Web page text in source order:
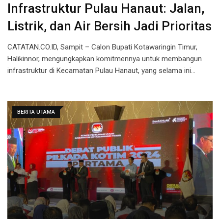
Infrastruktur Pulau Hanaut: Jalan,
Listrik, dan Air Bersih Jadi Prioritas
CATATAN.CO.ID, Sampit – Calon Bupati Kotawaringin Timur,
Halikinnor, mengungkapkan komitmennya untuk membangun
infrastruktur di Kecamatan Pulau Hanaut, yang selama ini…
BERITA UTAMA